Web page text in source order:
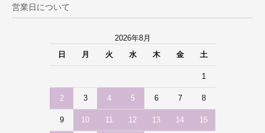
営業日について
2026年8月
日
月 火 水 木 金 土
1
2 3 4 5 6 7 8
9 10 11 12 13 14 15